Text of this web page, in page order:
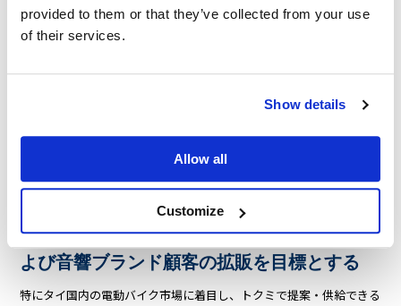
provided to them or that they’ve collected from your use
of their services.
Show details
Allow all
Customize
車載・家電・産業など様々な市場への拡販お
よび音響ブランド顧客の拡販を目標とする
特にタイ国内の電動バイク市場に着目し、トクミで提案・供給できる